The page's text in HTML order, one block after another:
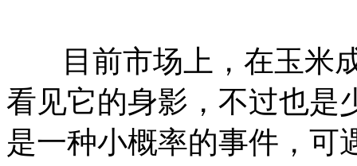
目前市场上，在玉米
看见它的身影，不过也是
是一种小概率的事件，可